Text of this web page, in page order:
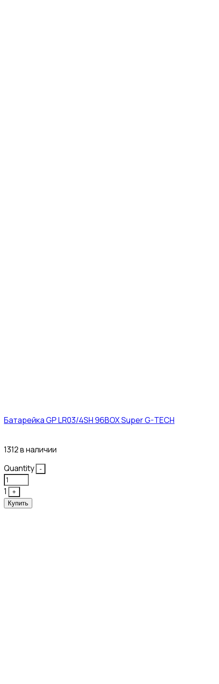
Батарейка GP LR03/4SH 96BOX Super G-TECH
1312 в наличии
Quantity
-
1
+
Купить